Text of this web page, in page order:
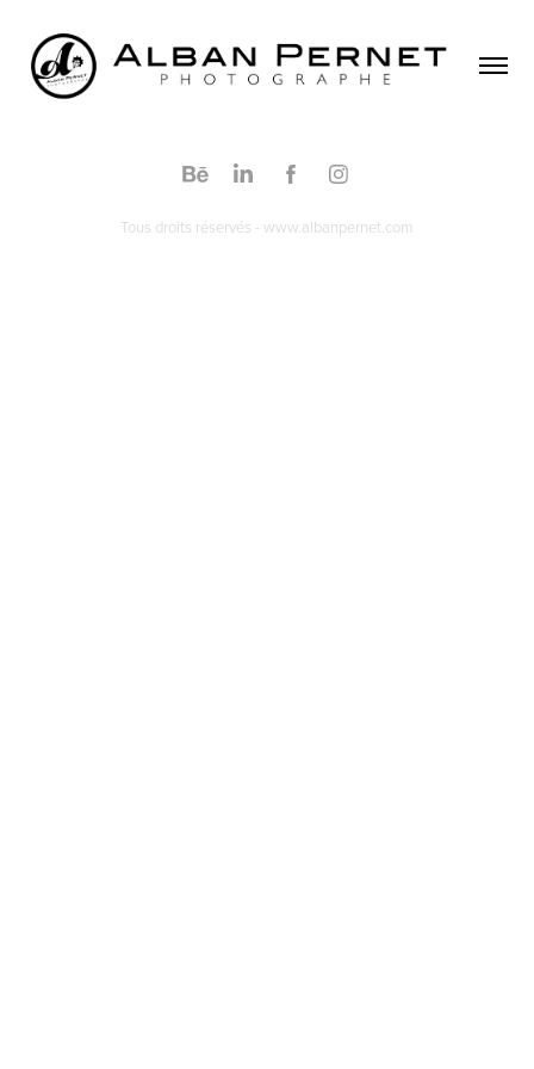
Tous droits réservés - www.albanpernet.com